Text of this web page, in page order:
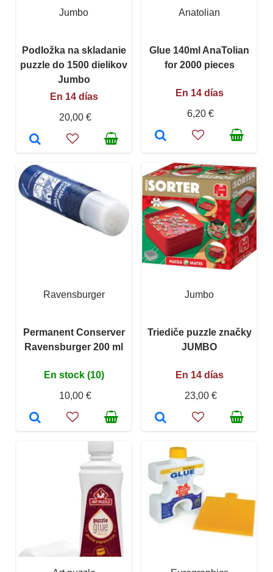
Jumbo
Podložka na skladanie
puzzle do 1500 dielikov
Jumbo
En 14 días
20,00 €
Anatolian
Glue 140ml AnaTolian
for 2000 pieces
En 14 días
6,20 €
Ravensburger
Permanent Conserver
Ravensburger 200 ml
En stock (10)
10,00 €
Jumbo
Triediče puzzle značky
JUMBO
En 14 días
23,00 €